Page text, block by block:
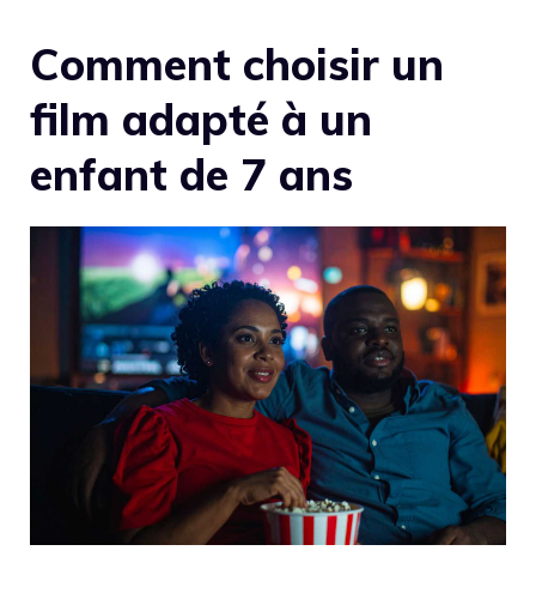
Comment choisir un
film adapté à un
enfant de 7 ans